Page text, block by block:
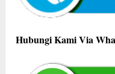
Hubungi Kami Via